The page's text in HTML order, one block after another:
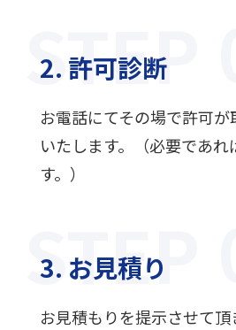
STEP
2. 許可診断
お電話にてその場で許可
いたします。（必要であれ
す。）
STEP
3. お見積り
お見積もりを提示させて頂